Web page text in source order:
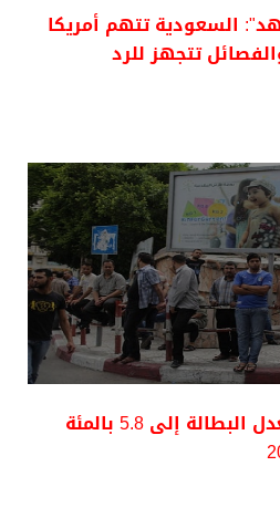
السعودية تتهم أمريكا
تتجهز للرد
جهاز الإحصاء: تراجع معدل البطالة إلى 5.8 بالمئة